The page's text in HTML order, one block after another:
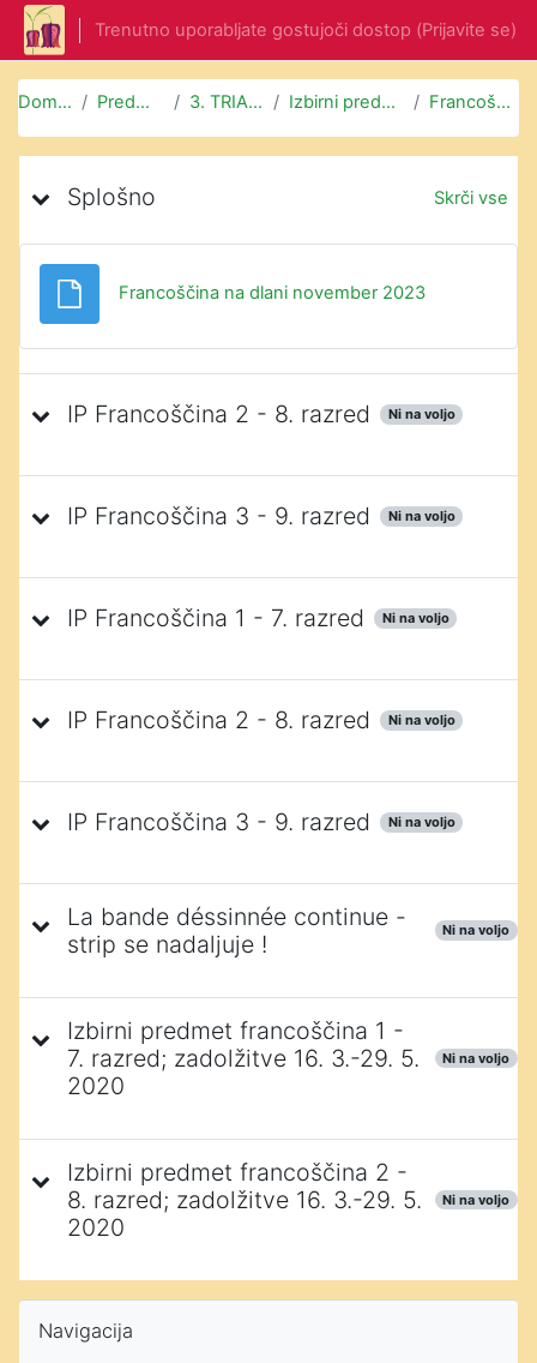
Preskoči na glavno vsebino
Trenutno uporabljate gostujoči dostop (Prijavite se)
Domov Predmeti 3. TRIADA Izbirni predmeti Francoščina
Splošno Skrči vse
Francoščina na dlani november 2023Datoteka
IP Francoščina 2 - 8. razred Ni na voljo
IP Francoščina 3 - 9. razred Ni na voljo
IP Francoščina 1 - 7. razred Ni na voljo
IP Francoščina 2 - 8. razred Ni na voljo
IP Francoščina 3 - 9. razred Ni na voljo
La bande déssinnée continue -
strip se nadaljuje !
Ni na voljo
Izbirni predmet francoščina 1 -
7. razred; zadolžitve 16. 3.-29. 5.
2020
Ni na voljo
Izbirni predmet francoščina 2 -
8. razred; zadolžitve 16. 3.-29. 5.
2020
Ni na voljo
Preskoči Navigacija
Navigacija